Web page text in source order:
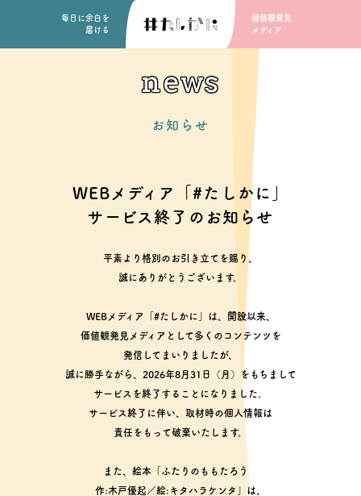
毎日に余白を
届ける
価値観発見
メディア
news
お知らせ
WEBメディア「#たしかに」
サービス終了のお知らせ
平素より格別のお引き立てを賜り、
誠にありがとうございます。
WEBメディア「#たしかに」は、開設以来、
価値観発見メディアとして多くのコンテンツを
発信してまいりましたが、
誠に勝手ながら、2026年8月31日（月）をもちまして
サービスを終了することになりました。
サービス終了に伴い、取材時の個人情報は
責任をもって破棄いたします。
また、絵本「ふたりのももたろう
作:木戸優起／絵:キタハラケンタ」は、